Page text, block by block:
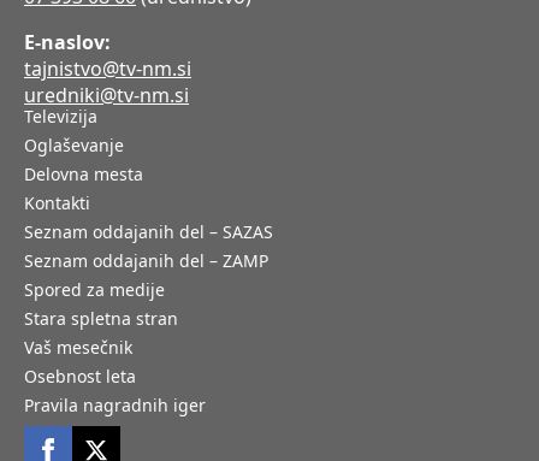
E-naslov:
tajnistvo@tv-nm.si
uredniki@tv-nm.si
Televizija
Oglaševanje
Delovna mesta
Kontakti
Seznam oddajanih del – SAZAS
Seznam oddajanih del – ZAMP
Spored za medije
Stara spletna stran
Vaš mesečnik
Osebnost leta
Pravila nagradnih iger